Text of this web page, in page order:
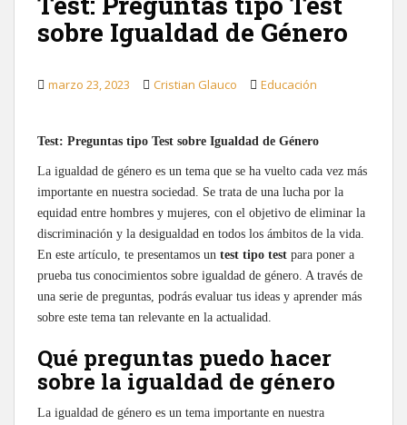
sobre Igualdad de Género
marzo 23, 2023 Cristian Glauco Educación
Test: Preguntas tipo Test sobre Igualdad de Género
La igualdad de género es un tema que se ha vuelto cada vez más
importante en nuestra sociedad. Se trata de una lucha por la
equidad entre hombres y mujeres, con el objetivo de eliminar la
discriminación y la desigualdad en todos los ámbitos de la vida.
En este artículo, te presentamos un test tipo test para poner a
prueba tus conocimientos sobre igualdad de género. A través de
una serie de preguntas, podrás evaluar tus ideas y aprender más
sobre este tema tan relevante en la actualidad.
Qué preguntas puedo hacer
sobre la igualdad de género
La igualdad de género es un tema importante en nuestra